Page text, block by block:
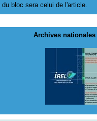
du bloc sera celui de l'article.
Archives nationales